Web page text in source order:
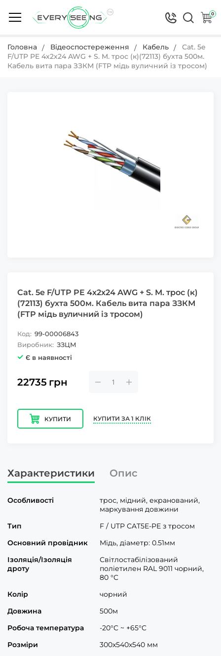
0
Головна Відеоспостереження Кабель
Cat. 5e
F/UTP PE 4х2х24 AWG + S. M. трос (к)(72113) бухта 500м.
Кабель вита пара ЗЗКМ (FTP мідь вуличний із тросом)
Cat. 5e F/UTP PE 4х2х24 AWG + S. M. трос (к)
(72113) бухта 500м. Кабель вита пара ЗЗКМ
(FTP мідь вуличний із тросом)
Код: 99-00006843
Виробник: ЗЗЦМ
Є в наявності
22735 грн
КУПИТИ КУПИТИ ЗА 1 КЛІК
Характеристики Опис
Особливості
трос, мідний, екранований,
маркування довжини
Тип
F / UTP CAT5E-PE з тросом
Основний провідник
Мідь, діаметр: 0.51мм
Ізоляція/Ізоляція
дроту
Світлостабілізований
поліетилен RAL 9011 чорний,
80 °C
Колір
чорний
Довжина
500м
Робоча температура
-20°C ~ +65°C
Розміри
300x540x540 мм